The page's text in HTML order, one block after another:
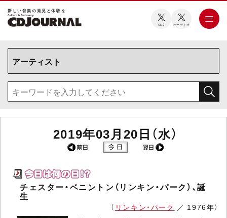
新しい⾳楽の発⾒と体験を
CDJ オーディオ
2019年03月20日（水）
チェスター・ベニントン（リンキン・パーク）、誕
生
（ リンキン・パーク ／ 1976年）